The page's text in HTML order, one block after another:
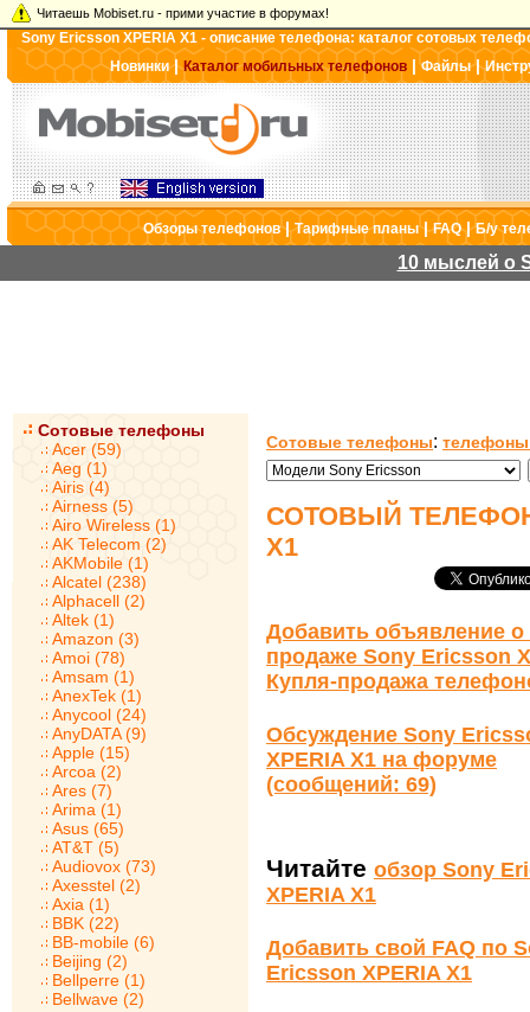
Читаешь Mobiset.ru - прими участие в форумах!
Sony Ericsson XPERIA X1 - описание телефона: каталог сотовых
Новинки|Каталог мобильных телефонов |Файлы|
Обзоры телефонов|Тарифные планы|FAQ|Б/у
10 мыслей о
Сотовые телефоны
Acer (59)
Aeg (1)
Airis (4)
Airness (5)
Airo Wireless (1)
AK Telecom (2)
AKMobile (1)
Alcatel (238)
Alphacell (2)
Altek (1)
Amazon (3)
Amoi (78)
Amsam (1)
AnexTek (1)
Anycool (24)
AnyDATA (9)
Apple (15)
Arcoa (2)
Ares (7)
Arima (1)
Asus (65)
AT&T (5)
Audiovox (73)
Axesstel (2)
Axia (1)
BBK (22)
BB-mobile (6)
Beijing (2)
Bellperre (1)
Bellwave (2)
Сотовые телефоны:
СОТОВЫЙ ТЕЛЕФОН
X1
Добавить объявление о
продаже Sony Ericsson
Купля-продажа
Обсуждение Sony
XPERIA X1 на форуме
(сообщений: 69)
Читайте обзор Sony
XPERIA X1
Добавить свой FAQ по
Ericsson XPERIA X1